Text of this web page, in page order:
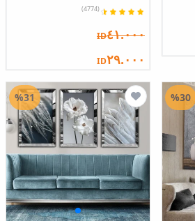
(4774)
ID٤١.٠٠٠
ID٢٩.٠٠٠
%30
%31